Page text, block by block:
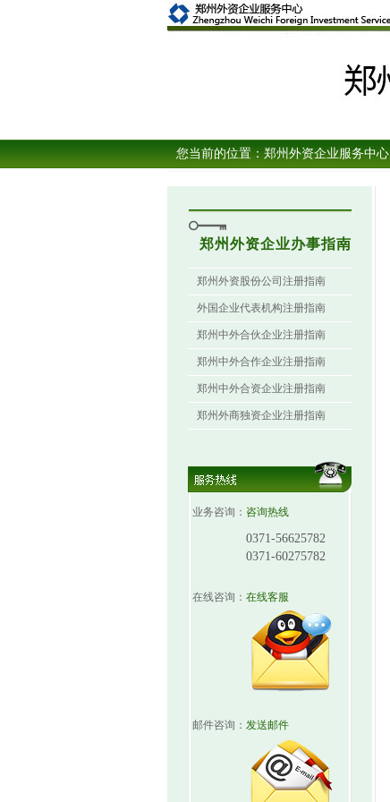
您当前的位置： 郑州外资企业服务中心
郑州外资企业办事指南
郑州外资股份公司注册指南
外国企业代表机构注册指南
郑州中外合伙企业注册指南
郑州中外合作企业注册指南
郑州中外合资企业注册指南
郑州外商独资企业注册指南
业务咨询： 咨询热线
0371-56625782
0371-60275782
在线咨询： 在线客服
邮件咨询： 发送邮件